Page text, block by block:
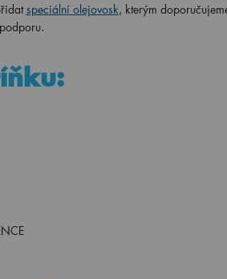
speciální olejovosk, kterým